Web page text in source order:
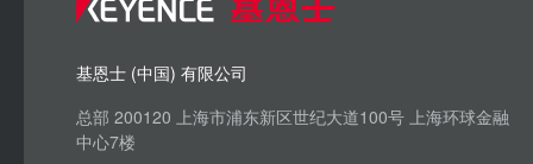
基恩士 (中国) 有限公司
总部 200120 上海市浦东新区世纪大道100号 上海环球金融
中心7楼